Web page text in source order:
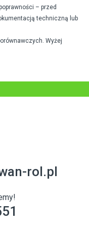
– przed
techniczną lub
Wyżej
rol.pl